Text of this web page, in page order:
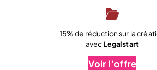
15% de réduction sur la
avec Legalstart
Voir l’offre